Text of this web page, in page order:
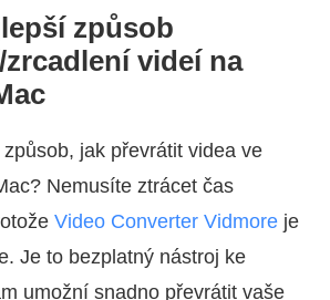
způsob
videí na
jak převrátit videa ve
Nemusíte ztrácet čas
Video Converter Vidmore je
Je to bezplatný nástroj ke
umožní snadno převrátit vaše